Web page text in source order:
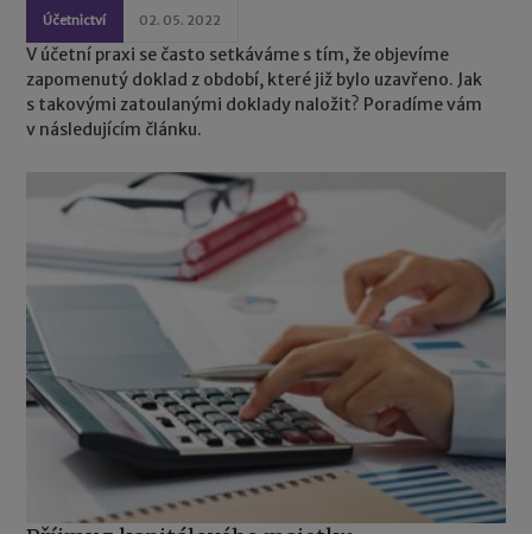
Účetnictví 02. 05. 2022
V účetní praxi se často setkáváme s tím, že objevíme
zapomenutý doklad z období, které již bylo uzavřeno. Jak
s takovými zatoulanými doklady naložit? Poradíme vám
v následujícím článku.